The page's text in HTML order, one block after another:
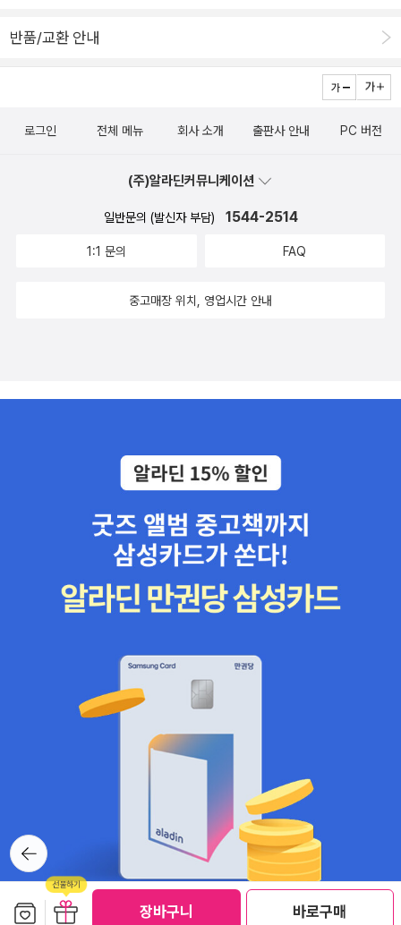
선물하기
장바구니 바로구매
반품/교환 안내
뒤로가
기
로그인 전체 메뉴 회사 소개 출판사 안내 PC 버전
(주)알라딘커뮤니케이션
일반문의 (발신자 부담) 1544-2514
1:1 문의 FAQ
중고매장 위치, 영업시간 안내